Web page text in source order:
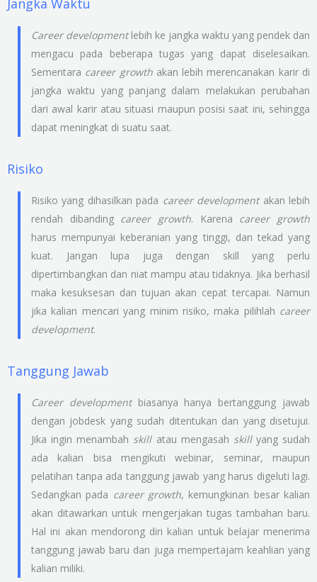
Career developmentlebih ke jangka waktu yang pendek dan
mengacu pada beberapa tugas yang dapat diselesaikan.
Sementara career growth akan lebih merencanakan karir di
jangka waktu yang panjang dalam melakukan perubahan
dari awal karir atau situasi maupun posisi saat ini, sehingga
dapat meningkat di suatu saat.
Risiko
Risiko yang dihasilkan pada career development akan lebih
rendah dibanding career growth. Karena career growth
harus mempunyai keberanian yang tinggi, dan tekad yang
kuat. Jangan lupa juga dengan skill yang perlu
dipertimbangkan dan niat mampu atau tidaknya. Jika berhasil
maka kesuksesan dan tujuan akan cepat tercapai. Namun
jika kalian mencari yang minim risiko, maka pilihlah career
development.
Tanggung Jawab
Career development biasanya hanya bertanggung jawab
dengan jobdesk yang sudah ditentukan dan yang disetujui.
Jika ingin menambah skill atau mengasah skill yang sudah
ada kalian bisa mengikuti webinar, seminar, maupun
pelatihan tanpa ada tanggung jawab yang harus digeluti lagi.
Sedangkan pada career growth, kemungkinan besar kalian
akan ditawarkan untuk mengerjakan tugas tambahan baru.
Hal ini akan mendorong diri kalian untuk belajar menerima
tanggung jawab baru dan juga mempertajam keahlian yang
kalian miliki.